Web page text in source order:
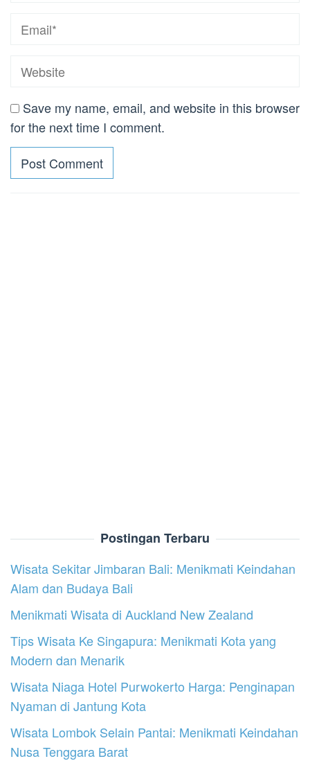
Save my name, email, and website in this browser
for the next time I comment.
Postingan Terbaru
Wisata Sekitar Jimbaran Bali: Menikmati Keindahan
Alam dan Budaya Bali
Menikmati Wisata di Auckland New Zealand
Tips Wisata Ke Singapura: Menikmati Kota yang
Modern dan Menarik
Wisata Niaga Hotel Purwokerto Harga: Penginapan
Nyaman di Jantung Kota
Wisata Lombok Selain Pantai: Menikmati Keindahan
Nusa Tenggara Barat